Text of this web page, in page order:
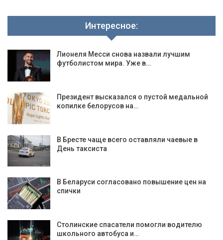
Интересное:
Лионеля Месси снова назвали лучшим
футболистом мира. Уже в…
Президент высказался о пустой медальной
копилке белорусов на…
В Бресте чаще всего оставляли чаевые в
День таксиста
В Беларуси согласовано повышение цен на
спички
Столинские спасатели помогли водителю
школьного автобуса и…